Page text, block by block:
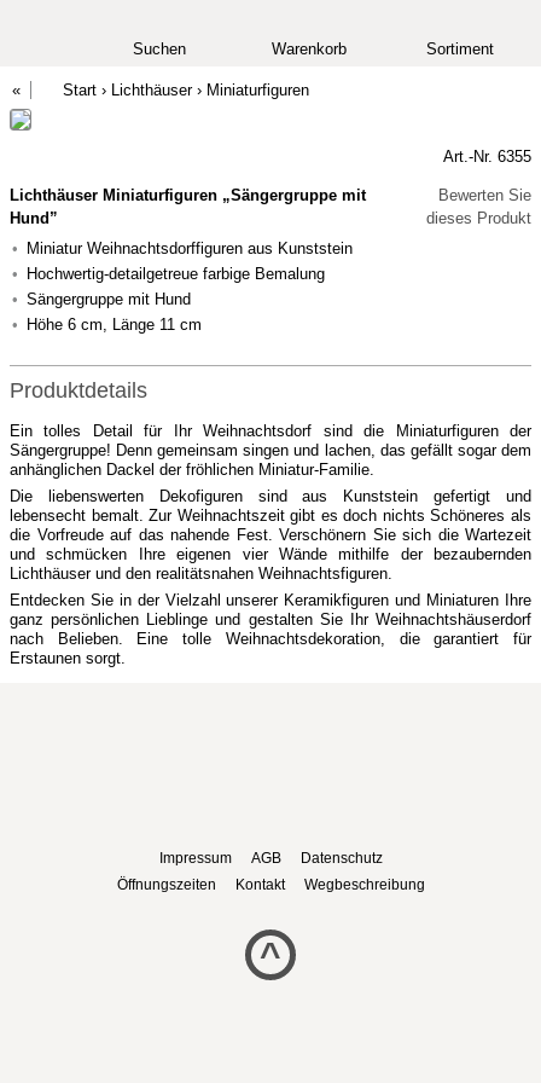
Suchen Warenkorb Sortiment
Start › Lichthäuser› Miniaturfiguren
Art.-Nr. 6355
Lichthäuser Miniaturfiguren „Sängergruppe mit
Hund”
Miniatur Weihnachtsdorffiguren aus Kunststein
Hochwertig-detailgetreue farbige Bemalung
Sängergruppe mit Hund
Höhe 6 cm, Länge 11 cm
Bewerten Sie
dieses Produkt
Produktdetails
Ein tolles Detail für Ihr Weihnachtsdorf sind die Miniaturfiguren der
Sängergruppe! Denn gemeinsam singen und lachen, das gefällt sogar dem
anhänglichen Dackel der fröhlichen Miniatur-Familie.
Die liebenswerten Dekofiguren sind aus Kunststein gefertigt und
lebensecht bemalt. Zur Weihnachtszeit gibt es doch nichts Schöneres als
die Vorfreude auf das nahende Fest. Verschönern Sie sich die Wartezeit
und schmücken Ihre eigenen vier Wände mithilfe der bezaubernden
Lichthäuser und den realitätsnahen Weihnachtsfiguren.
Entdecken Sie in der Vielzahl unserer Keramikfiguren und Miniaturen Ihre
ganz persönlichen Lieblinge und gestalten Sie Ihr Weihnachtshäuserdorf
nach Belieben. Eine tolle Weihnachtsdekoration, die garantiert für
Erstaunen sorgt.
Impressum AGB
Datenschutz
Öffnungszeiten
Kontakt Wegbeschreibung
^